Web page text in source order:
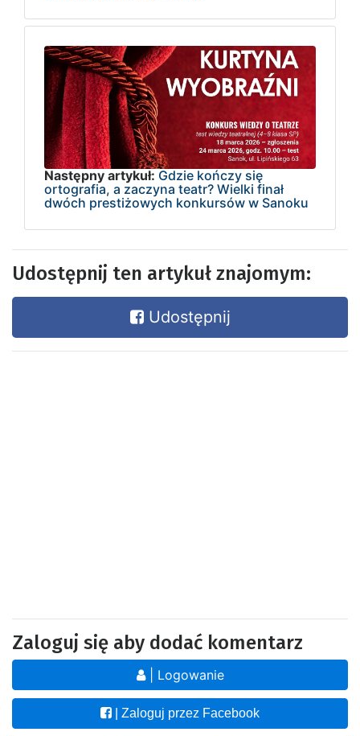
Następny artykuł: Gdzie kończy się
ortografia, a zaczyna teatr? Wielki finał
dwóch prestiżowych konkursów w Sanoku
Udostępnij ten artykuł znajomym:
Udostępnij
Zaloguj się aby dodać komentarz
| Logowanie
| Zaloguj przez Facebook